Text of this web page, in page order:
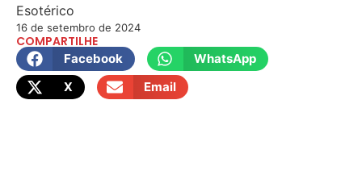
Esotérico
16 de setembro de 2024
COMPARTILHE
Facebook
WhatsApp
X
Email